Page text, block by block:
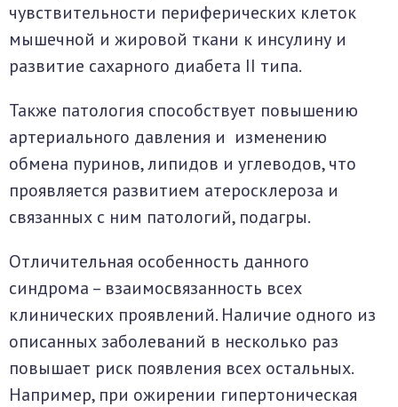
чувствительности периферических клеток
мышечной и жировой ткани к инсулину и
развитие сахарного диабета II типа.
Также патология способствует повышению
артериального давления и изменению
обмена пуринов, липидов и углеводов, что
проявляется развитием атеросклероза и
связанных с ним патологий, подагры.
Отличительная особенность данного
синдрома – взаимосвязанность всех
клинических проявлений. Наличие одного из
описанных заболеваний в несколько раз
повышает риск появления всех остальных.
Например, при ожирении гипертоническая